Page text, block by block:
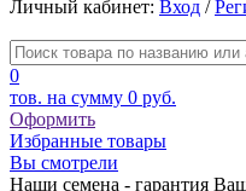
Личный кабинет: Вход /
0
тов. на сумму 0 руб.
Оформить
Избранные товары
Вы смотрели
Наши семена - гарантия